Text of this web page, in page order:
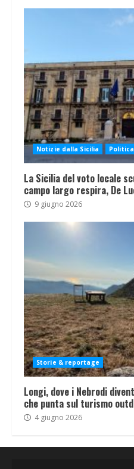
Notizie dalla Sicilia
La Sicilia del voto locale
campo largo respira, De
9 giugno 2026
Storie & reportage
Longi, dove i Nebrodi
che punta sul turismo
4 giugno 2026